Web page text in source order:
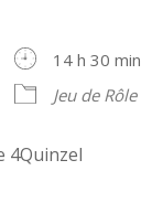
14 h 30 min
Jeu de Rôle
4Quinzel